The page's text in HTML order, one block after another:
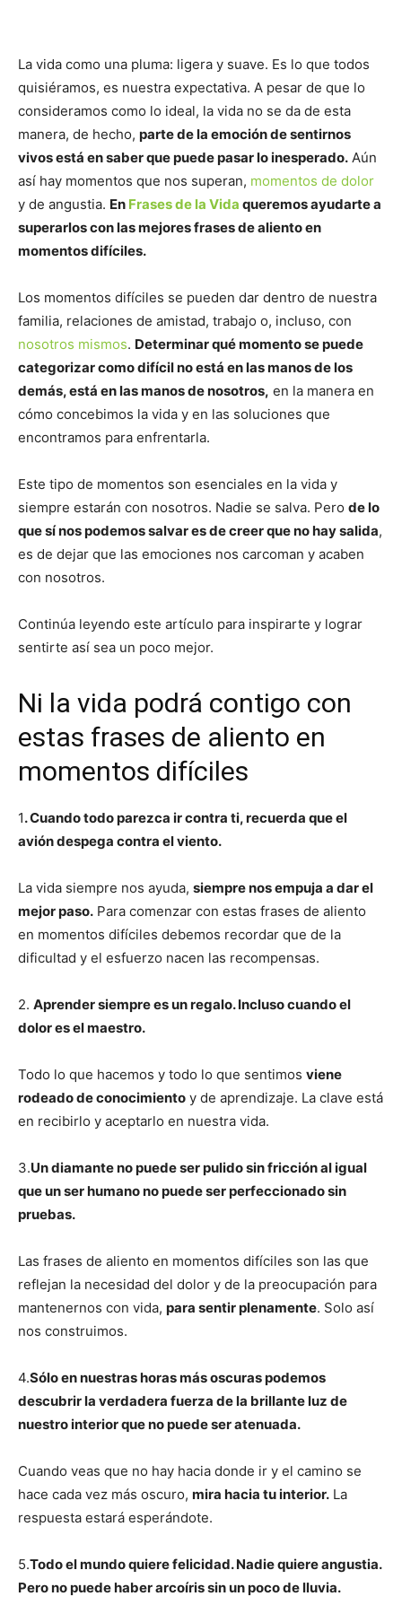
La vida como una pluma: ligera y suave. Es lo que todos
quisiéramos, es nuestra expectativa. A pesar de que lo
consideramos como lo ideal, la vida no se da de esta
manera, de hecho, parte de la emoción de sentirnos
vivos está en saber que puede pasar lo inesperado. Aún
así hay momentos que nos superan, momentos de dolor
y de angustia. En Frases de la Vida queremos ayudarte a
superarlos con las mejores frases de aliento en
momentos difíciles.
Los momentos difíciles se pueden dar dentro de nuestra
familia, relaciones de amistad, trabajo o, incluso, con
nosotros mismos. Determinar qué momento se puede
categorizar como difícil no está en las manos de los
demás, está en las manos de nosotros, en la manera en
cómo concebimos la vida y en las soluciones que
encontramos para enfrentarla.
Este tipo de momentos son esenciales en la vida y
siempre estarán con nosotros. Nadie se salva. Pero de lo
que sí nos podemos salvar es de creer que no hay salida,
es de dejar que las emociones nos carcoman y acaben
con nosotros.
Continúa leyendo este artículo para inspirarte y lograr
sentirte así sea un poco mejor.
Ni la vida podrá contigo con
estas frases de aliento en
momentos difíciles
1. Cuando todo parezca ir contra ti, recuerda que el
avión despega contra el viento.
La vida siempre nos ayuda, siempre nos empuja a dar el
mejor paso. Para comenzar con estas frases de aliento
en momentos difíciles debemos recordar que de la
dificultad y el esfuerzo nacen las recompensas.
2. Aprender siempre es un regalo. Incluso cuando el
dolor es el maestro.
Todo lo que hacemos y todo lo que sentimos viene
rodeado de conocimiento y de aprendizaje. La clave está
en recibirlo y aceptarlo en nuestra vida.
3.Un diamante no puede ser pulido sin fricción al igual
que un ser humano no puede ser perfeccionado sin
pruebas.
Las frases de aliento en momentos difíciles son las que
reflejan la necesidad del dolor y de la preocupación para
mantenernos con vida, para sentir plenamente. Solo así
nos construimos.
4.Sólo en nuestras horas más oscuras podemos
descubrir la verdadera fuerza de la brillante luz de
nuestro interior que no puede ser atenuada.
Cuando veas que no hay hacia donde ir y el camino se
hace cada vez más oscuro, mira hacia tu interior. La
respuesta estará esperándote.
5.Todo el mundo quiere felicidad. Nadie quiere angustia.
Pero no puede haber arcoíris sin un poco de lluvia.